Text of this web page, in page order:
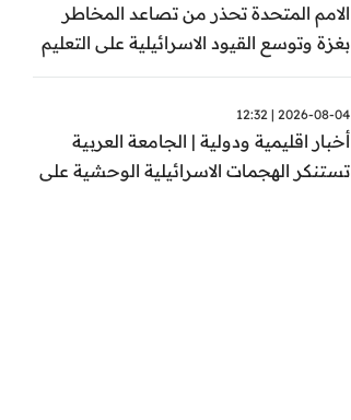
الامم المتحدة تحذر من تصاعد المخاطر
بغزة وتوسع القيود الاسرائيلية على التعليم
والمدارس
2026-08-04 | 12:32
أخبار اقليمية ودولية | الجامعة العربية
تستنكر الهجمات الاسرائيلية الوحشية على